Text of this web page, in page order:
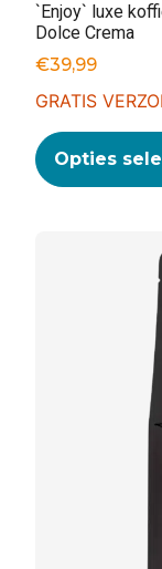
`Enjoy` luxe
Dolce Crema
€39,99
GRATIS
Opties